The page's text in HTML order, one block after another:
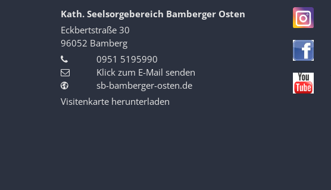
Kath. Seelsorgebereich Bamberger Osten
Eckbertstraße 30
96052 Bamberg
0951 5195990
Klick zum E-Mail senden
sb-bamberger-osten.de
Visitenkarte herunterladen